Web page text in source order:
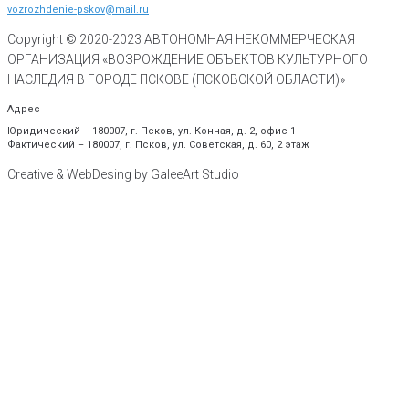
vozrozhdenie-pskov@mail.ru
Copyright © 2020-2023 АВТОНОМНАЯ НЕКОММЕРЧЕСКАЯ
ОРГАНИЗАЦИЯ «ВОЗРОЖДЕНИЕ ОБЪЕКТОВ КУЛЬТУРНОГО
НАСЛЕДИЯ В ГОРОДЕ ПСКОВЕ (ПСКОВСКОЙ ОБЛАСТИ)»
Адрес
Юридический – 180007, г. Псков, ул. Конная, д. 2, офис 1
Фактический – 180007, г. Псков, ул. Советская, д. 60, 2 этаж
Creative & WebDesing by GaleeArt Studio